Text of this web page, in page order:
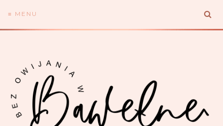
≡ MENU